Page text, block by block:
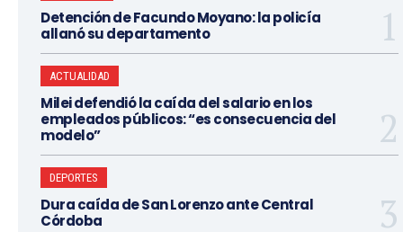
Detención de Facundo Moyano: la policía
allanó su departamento
ACTUALIDAD
Milei defendió la caída del salario en los
empleados públicos: “es consecuencia del
modelo”
DEPORTES
Dura caída de San Lorenzo ante Central
Córdoba